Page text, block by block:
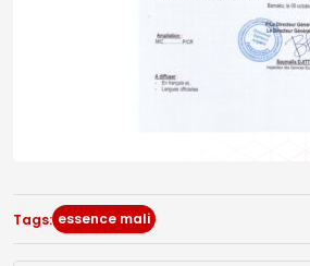
Tags: essence mali